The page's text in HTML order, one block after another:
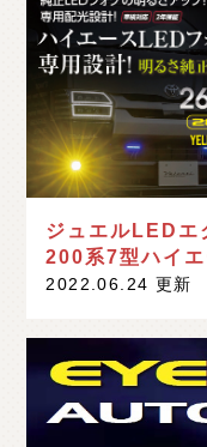
ジュエルLEDエ
200系7型ハイ
2022.06.24 更新